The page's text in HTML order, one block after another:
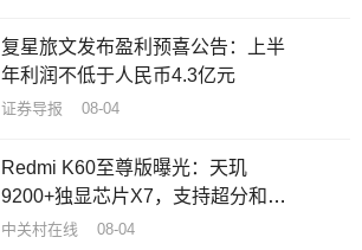
复星旅文发布盈利预喜公告：上半
年利润不低于人民币4.3亿元
证券导报 08-04
Redmi K60至尊版曝光：天玑
9200+独显芯片X7，支持超分和超
帧满血并发
中关村在线 08-04